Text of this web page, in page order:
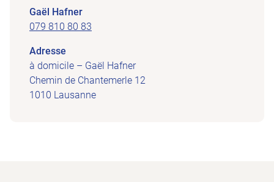
Gaël Hafner
079 810 80 83
Adresse
à domicile – Gaël Hafner
Chemin de Chantemerle 12
1010 Lausanne